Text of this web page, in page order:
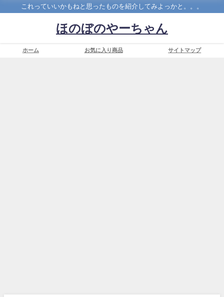
これっていいかもねと思ったものを紹介してみよっかと。。。
ほのぼのやーちゃん
ホーム お気に入り商品 サイトマップ